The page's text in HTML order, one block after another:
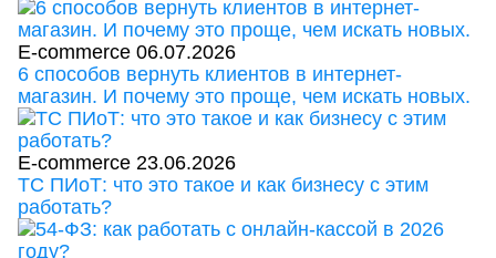
E-commerce 06.07.2026
6 способов вернуть клиентов в интернет-
магазин. И почему это проще, чем искать новых.
E-commerce 23.06.2026
ТС ПИоТ: что это такое и как бизнесу с этим
работать?